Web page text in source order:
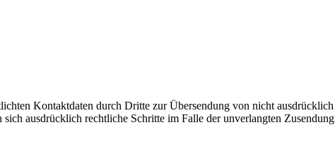
Kontaktdaten durch Dritte zur Übersendung von nicht
ausdrücklich rechtliche Schritte im Falle der unverlangten